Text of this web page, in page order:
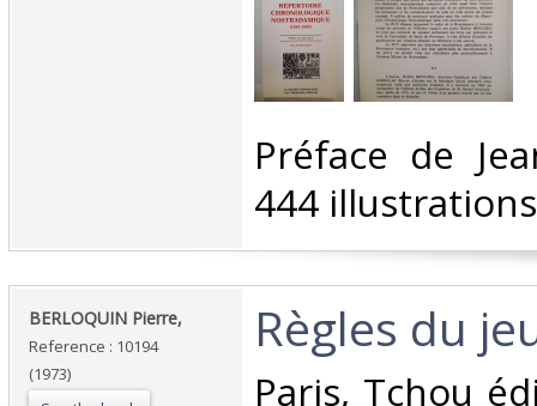
‎Préface de
444
‎BERLOQUIN Pierre,‎
Reference : 10194
(1973)
‎Règles du
‎Paris, Tchou